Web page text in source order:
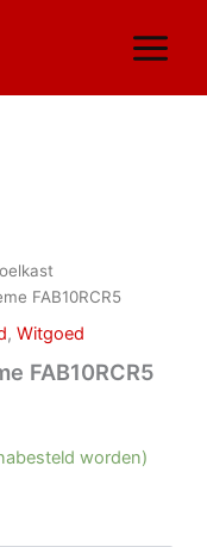
FAB10RCR5
, Witgoed
FAB10RCR5
worden)